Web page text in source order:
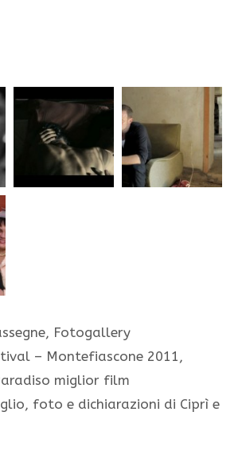
, Fotogallery
– Montefiascone 2011,
miglior film
foto e dichiarazioni di Ciprì e